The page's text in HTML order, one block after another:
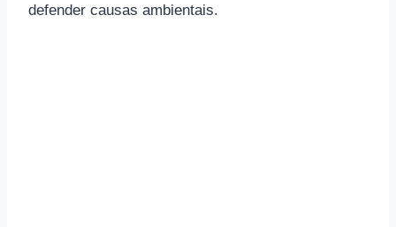
defender causas ambientais.